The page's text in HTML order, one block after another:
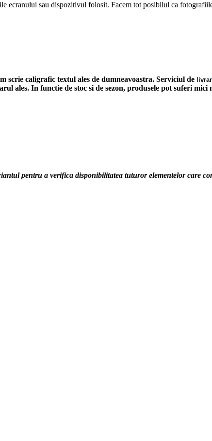
ecranului sau dispozitivul folosit. Facem tot posibilul ca
scrie caligrafic textul ales de dumneavoastra. Serviciul de
ales. In functie de stoc si de sezon, produsele pot suferi mici
pentru a verifica disponibilitatea tuturor elementelor care